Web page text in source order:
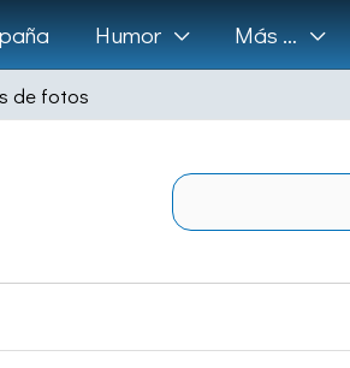
Humor Más …
de fotos